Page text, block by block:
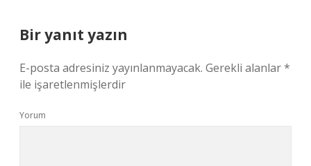
Bir yanıt yazın
E-posta adresiniz yayınlanmayacak. Gerekli alanlar*
ile işaretlenmişlerdir
Yorum